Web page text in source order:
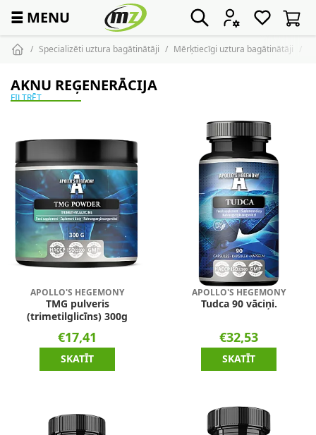
☰ MENU
Specializēti uztura bagātinātāji Mērķtiecīgi uztura bagātinātāji
AKNU REĢENERĀCIJA
FILTRĒT
APOLLO'S HEGEMONY
TMG pulveris
(trimetilglicīns) 300g
€17,41
SKATĪT
APOLLO'S HEGEMONY
Tudca 90 vāciņi.
€32,53
SKATĪT